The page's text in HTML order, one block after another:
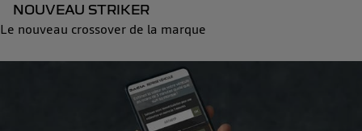
NOUVEAU STRIKER
Le nouveau crossover de la marque